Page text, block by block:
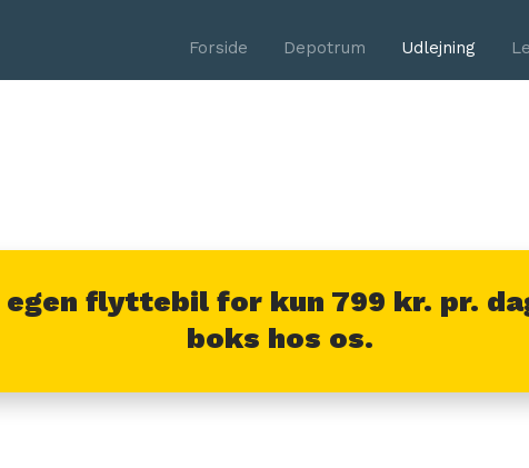
Forside Depotrum Udlejning
flyttebil for kun 799 kr. pr.
boks hos os.